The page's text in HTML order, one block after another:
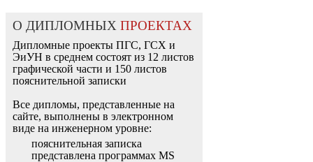
О ДИПЛОМНЫХ ПРОЕКТАХ
Дипломные проекты ПГС, ГСХ и
ЭиУН в среднем состоят из 12 листов
графической части и 150 листов
пояснительной записки
Все дипломы, представленные на
сайте, выполнены в электронном
виде на инженерном уровне:
пояснительная записка
представлена программах MS